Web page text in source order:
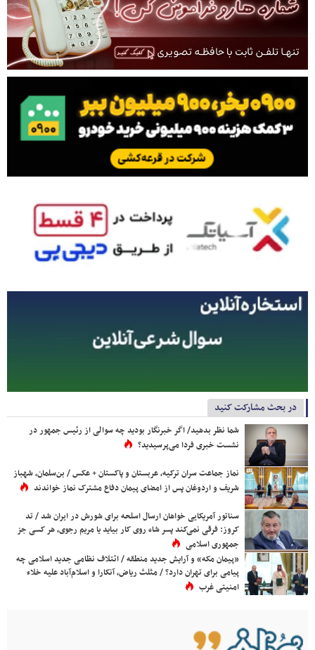
در بحث مشارکت کنید
شما نظر بدهید/ اگر خبرنگار بودید چه سوالی از رئیس جمهور در
نشست خبری فردا می‌پرسیدید؟
نماز جماعت سران ترکیه، عربستان و پاکستان + عکس / بن‌سلمان، شهباز
شریف و اردوغان پس از امضای پیمان دفاع مشترک نماز خواندند
سناتور آمریکایی خواهان ارسال اسلحه برای شورش در ایران شد / تد
کروز: فرقی نمی‌کند پسر شاه روی کار بیاید یا مریم رجوی، هر کسی جز
جمهوری اسلامی
«پیمان مکه» و آرایش جدید منطقه / ائتلاف نظامی جدید اسلامی چه
پیامی برای تهران دارد؟ / مثلث ریاض، آنکارا و اسلام‌آباد علیه خلاء
امنیتی غرب